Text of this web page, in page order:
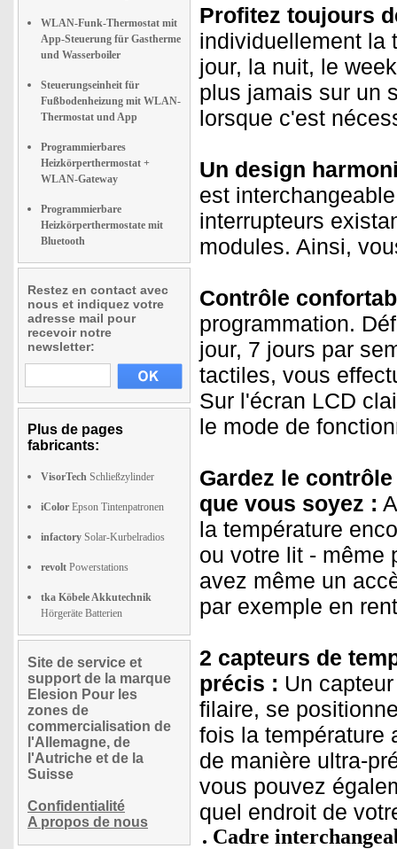
WLAN-Funk-Thermostat mit
App-Steuerung für Gastherme
und Wasserboiler
Steuerungseinheit für
Fußbodenheizung mit WLAN-
Thermostat und App
Programmierbares
Heizkörperthermostat +
WLAN-Gateway
Programmierbare
Heizkörperthermostate mit
Bluetooth
Restez en contact avec
nous et indiquez votre
adresse mail pour
recevoir notre
newsletter:
Plus de pages
fabricants:
VisorTech Schließzylinder
iColor Epson Tintenpatronen
infactory Solar-Kurbelradios
revolt Powerstations
tka Köbele Akkutechnik
Hörgeräte Batterien
Site de service et
support de la marque
Elesion Pour les
zones de
commercialisation de
l'Allemagne, de
l'Autriche et de la
Suisse
Confidentialité
A propos de nous
Profitez toujours
individuellement la
jour, la nuit, le
plus jamais sur un
lorsque c'est
Un design
est
interrupteurs
modules. Ainsi,
Contrôle
programmation.
jour, 7 jours par
tactiles, vous
Sur l'écran LCD
le mode de
Gardez le
que vous soyez :
la température
ou votre lit - même
avez même un
par exemple en
2 capteurs de
précis : Un
filaire, se
fois la température
de manière ultra-
vous pouvez
quel endroit de
Cadre